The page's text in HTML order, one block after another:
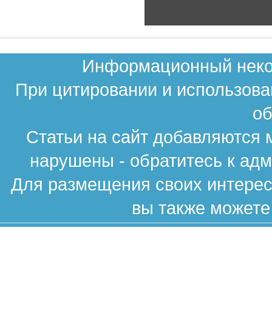
Информационный
При цитировании и
Статьи на сайт
нарушены - обратитесь к
Для размещения своих
вы также